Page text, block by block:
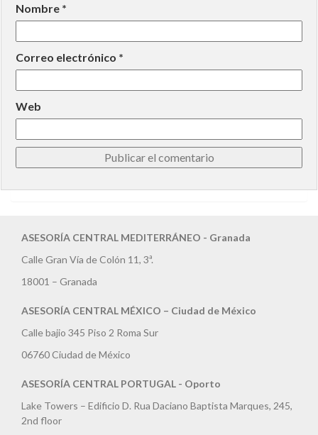
Nombre *
Correo electrónico *
Web
ASESORÍA CENTRAL MEDITERRÁNEO - Granada
Calle Gran Vía de Colón 11, 3ª.
18001 – Granada
ASESORÍA CENTRAL MÉXICO – Ciudad de México
Calle bajio 345 Piso 2 Roma Sur
06760 Ciudad de México
ASESORÍA CENTRAL PORTUGAL - Oporto
Lake Towers – Edificio D. Rua Daciano Baptista Marques, 245,
2nd floor